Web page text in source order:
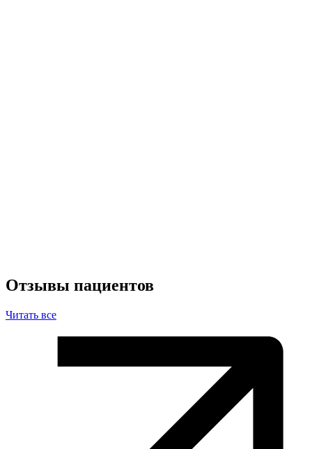
Отзывы пациентов
Читать все